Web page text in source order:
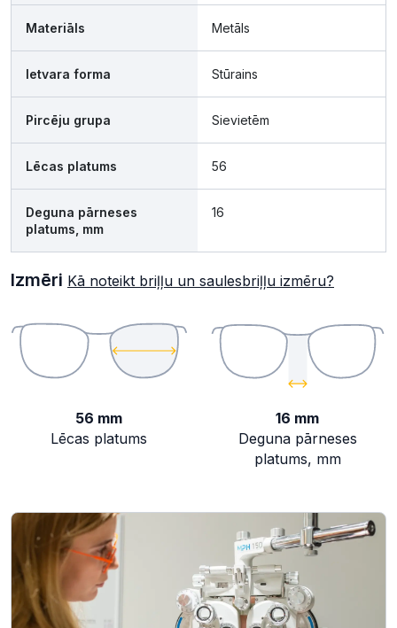
Materiāls Metāls
Ietvara forma Stūrains
Pircēju grupa Sievietēm
Lēcas platums 56
Deguna pārneses
platums, mm
16
Izmēri Kā noteikt briļļu un saulesbriļļu izmēru?
56 mm
Lēcas platums
16 mm
Deguna pārneses
platums, mm